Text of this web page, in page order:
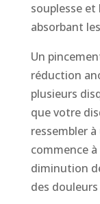
souplesse
absorbant
Un
réduction
plusieurs
que votre
ressembler
commence à
diminution
des